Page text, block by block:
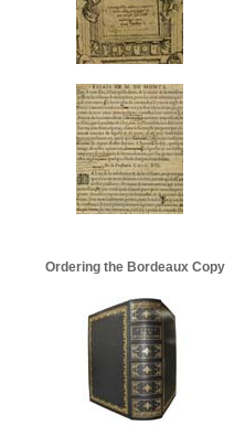
Ordering the Bordeaux Copy